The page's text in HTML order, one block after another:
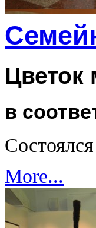
Цветок
в
More...